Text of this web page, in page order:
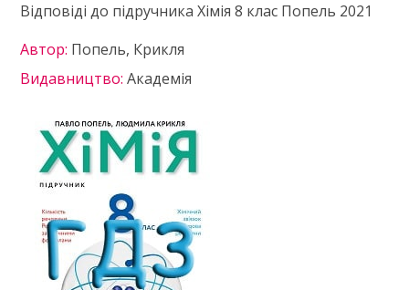
Відповіді до підручника Хімія 8 клас Попель 2021
Автор: Попель, Крикля
Видавництво:Академія